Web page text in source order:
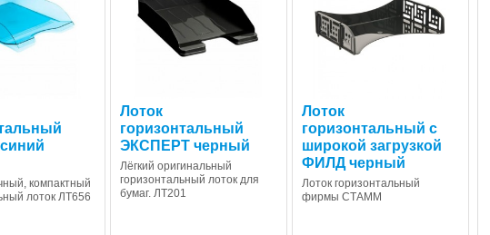
компактный
лоток ЛТ656
Лоток
горизонтальный
ЭКСПЕРТ черный
Лёгкий оригинальный
горизонтальный лоток для
бумаг. ЛТ201
Лоток
горизонтальный с
широкой загрузкой
ФИЛД черный
Лоток горизонтальный
фирмы СТАММ